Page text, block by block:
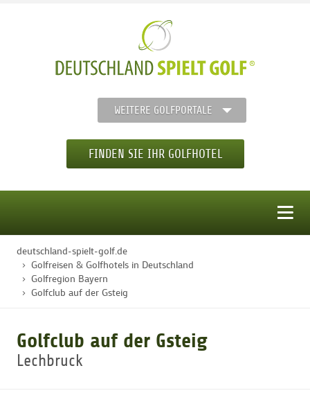
WEITERE GOLFPORTALE
FINDEN SIE IHR GOLFHOTEL
STARTSEITE
GOLFARRANGEMENTS
deutschland-spielt-golf.de
Golfreisen & Golfhotels in Deutschland
Golfregion Bayern
Golfclub auf der Gsteig
Golfclub auf der Gsteig
Lechbruck